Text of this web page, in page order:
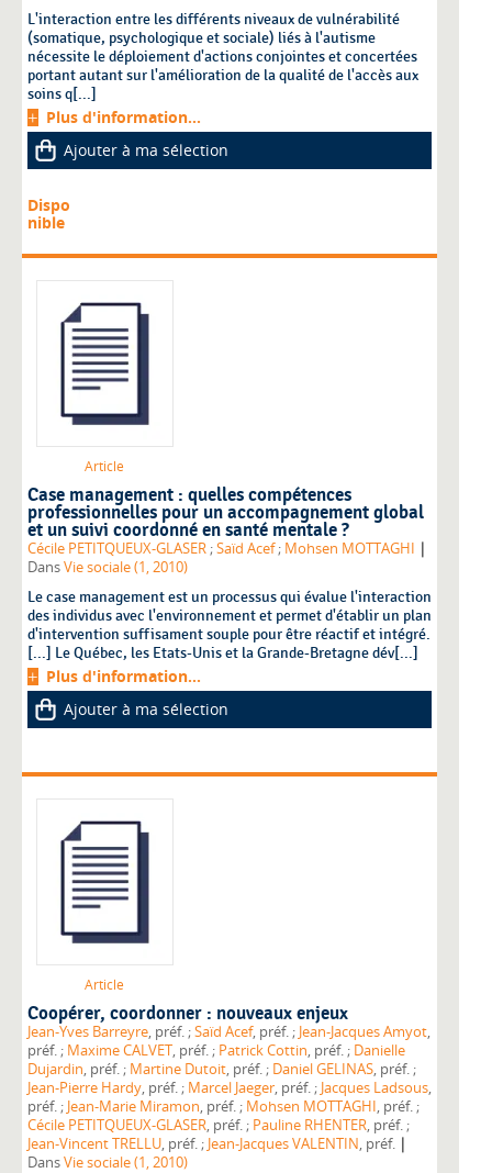
L'interaction entre les différents niveaux de vulnérabilité
(somatique, psychologique et sociale) liés à l'autisme
nécessite le déploiement d'actions conjointes et concertées
portant autant sur l'amélioration de la qualité de l'accès aux
soins q[...]
Plus d'information...
Ajouter à ma sélection
Dispo
nible
Article
Case management : quelles compétences
professionnelles pour un accompagnement global
et un suivi coordonné en santé mentale ?
Cécile PETITQUEUX-GLASER ;Saïd Acef ; Mohsen MOTTAGHI |
DansVie sociale (1, 2010)
Le case management est un processus qui évalue l'interaction
des individus avec l'environnement et permet d'établir un plan
d'intervention suffisament souple pour être réactif et intégré.
[...] Le Québec, les Etats-Unis et la Grande-Bretagne dév[...]
Plus d'information...
Ajouter à ma sélection
Article
Coopérer, coordonner : nouveaux enjeux
Jean-Yves Barreyre , préf. ;Saïd Acef , préf. ; Jean-Jacques Amyot,
préf. ; Maxime CALVET , préf. ; Patrick Cottin , préf. ; Danielle
Dujardin
, préf. ; Martine Dutoit , préf. ; Daniel GELINAS
, préf. ;
Jean-Pierre Hardy
, préf. ; Marcel Jaeger , préf. ; Jacques Ladsous,
préf. ; Jean-Marie Miramon , préf. ; Mohsen MOTTAGHI
, préf. ;
Cécile PETITQUEUX-GLASER
, préf. ; Pauline RHENTER
, préf. ;
Jean-Vincent TRELLU
, préf. ; Jean-Jacques VALENTIN, préf. |
DansVie sociale (1, 2010)